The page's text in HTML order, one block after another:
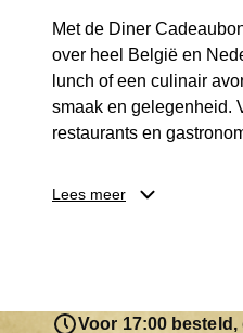
Met de Diner
over heel België en
lunch of een culinair
smaak en gelegenheid.
restaurants en
Dankzij het brede
Lees meer
Voor 17:00